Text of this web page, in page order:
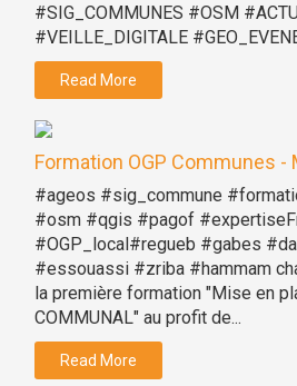
#SIG_COMMUNES #OSM
#VEILLE_DIGITALE
Read More
Formation OGP Communes -
#ageos #sig_commune
#osm #qgis #pagof
#OGP_local#regueb #gabes
#essouassi #zriba #hammam
la première formation "Mise en
COMMUNAL" au profit de...
Read More